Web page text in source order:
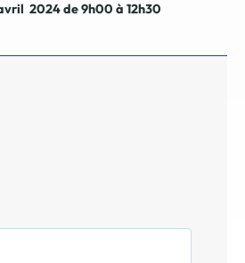
2024 de 9h00 à 12h30